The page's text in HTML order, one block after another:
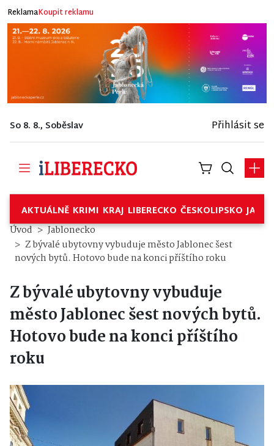
ReklamaKoupit reklamu
So 8. 8., Soběslav Přihlásit se
AKTUÁLNĚ KRIMI KRAJ LIBERECKO ČESKOLIPSKO
Úvod
Jablonecko
Z bývalé ubytovny vybuduje město Jablonec šest
nových bytů. Hotovo bude na konci příštího roku
Z bývalé ubytovny vybuduje
město Jablonec šest nových bytů.
Hotovo bude na konci příštího
roku